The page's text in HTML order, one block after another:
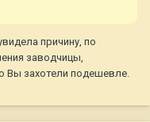
причину, по
заводчицы,
Вы захотели подешевле.